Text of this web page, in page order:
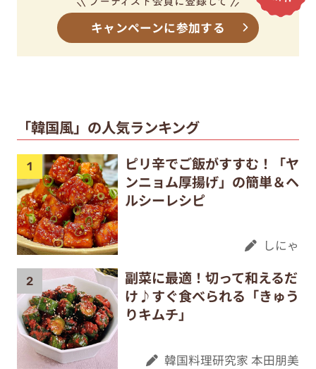
キャンペーンに参加する
「韓国風」の人気ランキング
ピリ辛でご飯がすすむ！「ヤ
ンニョム厚揚げ」の簡単＆ヘ
ルシーレシピ
しにゃ
副菜に最適！切って和えるだ
け♪すぐ食べられる「きゅう
りキムチ」
韓国料理研究家 本田朋美